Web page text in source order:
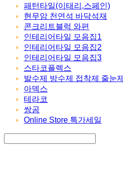
패턴타일(이태리,스페인)
현무암 천연석 바닥석재
콘크리트블럭 와편
인테리어타일 모음집1
인테리어타일 모음집2
인테리어타일 모음집3
스타코플렉스
발수제 방수제 접착제 줄눈제
아덱스
테라코
쌍곰
Online Store 특가세일